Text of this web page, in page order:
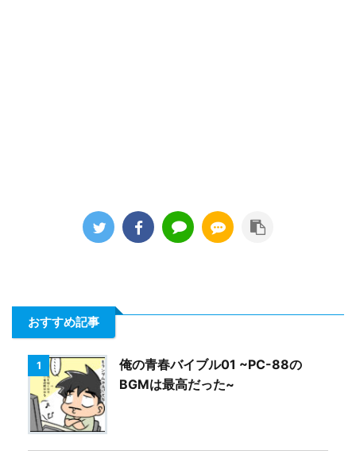
おすすめ記事
1
俺の青春バイブル01 ~PC-88の
BGMは最高だった~